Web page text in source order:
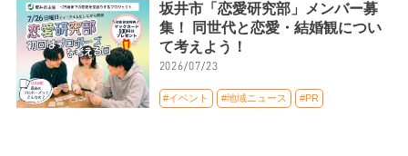
坂井市「恋愛研究部」メンバー募
集！ 同世代と恋愛・結婚観につい
て考えよう！
2026/07/23
#イベント #地域ニュース #PR